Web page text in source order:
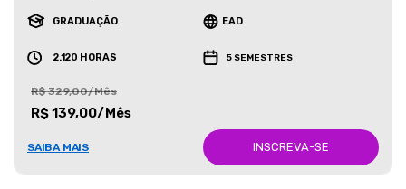
GRADUAÇÃO EAD
2.120 HORAS 5 SEMESTRES
R$ 329,00/Mês
R$ 139,00/Mês
SAIBA MAIS INSCREVA-SE